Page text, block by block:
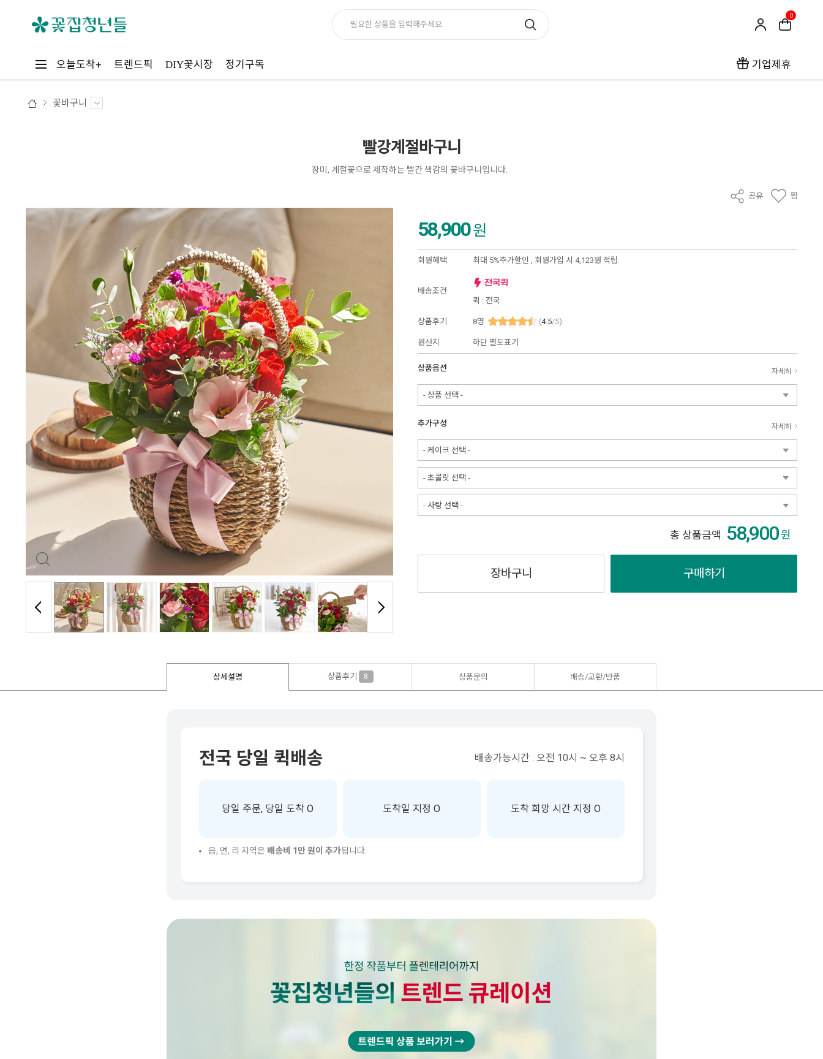
0
오늘도착+ 트렌드픽 DIY꽃시장 정기구독 기업제휴
꽃바구니
빨강계절바구니
장미, 계절꽃으로 제작하는 빨간 색감의 꽃바구니입니다.
공유 찜
58,900원
회원혜택 최대 5%추가할인 , 회원가입 시 4,123원 적립
배송조건
퀵 : 전국
상품후기 8명 (4.5/5)
원산지 하단 별도표기
상품옵션 자세히
- 상품 선택 -
추가구성 자세히
- 케이크 선택 -
- 초콜릿 선택 -
- 사탕 선택 -
총 상품금액 58,900원
장바구니 구매하기
상세설명 상품후기 8 상품문의 배송/교환/반품
전국 당일 퀵배송 배송가능시간 : 오전 10시 ~ 오후 8시
당일 주문, 당일 도착 O 도착일 지정 O 도착 희망 시간 지정 O
읍, 면, 리 지역은 배송비 1만 원이 추가됩니다.